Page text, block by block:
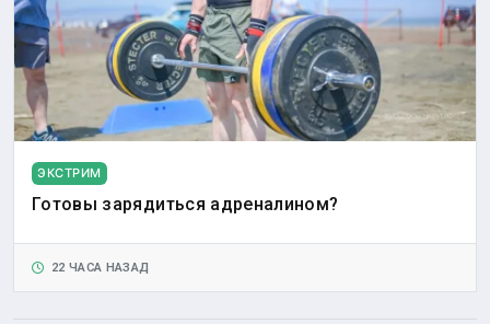
ЭКСТРИМ
Готовы зарядиться адреналином?
22 ЧАСА НАЗАД